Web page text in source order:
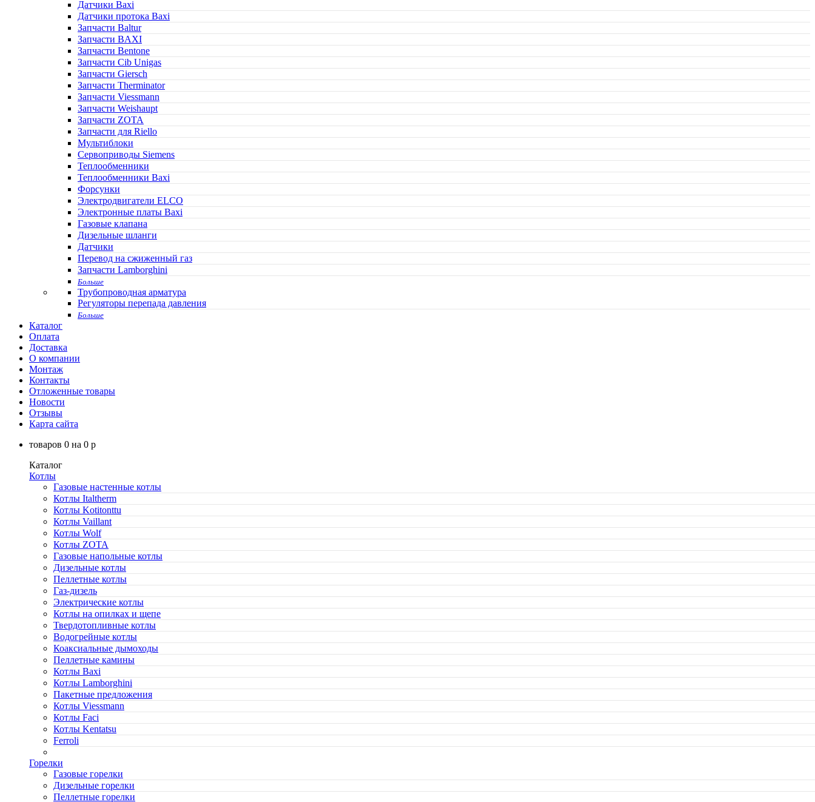
Датчики Baxi
Датчики протока Baxi
Запчасти Baltur
Запчасти BAXI
Запчасти Bentone
Запчасти Cib Unigas
Запчасти Giersch
Запчасти Therminator
Запчасти Viessmann
Запчасти Weishaupt
Запчасти ZOTA
Запчасти для Riello
Мультиблоки
Сервоприводы Siemens
Теплообменники
Теплообменники Baxi
Форсунки
Электродвигатели ELCO
Электронные платы Baxi
Газовые клапана
Дизельные шланги
Датчики
Перевод на сжиженный газ
Запчасти Lamborghini
Больше
Трубопроводная арматура
Регуляторы перепада давления
Больше
Каталог
Оплата
Доставка
О компании
Монтаж
Контакты
Отложенные товары
Новости
Отзывы
Карта сайта
товаров 0 на 0 p
Каталог
Котлы
Газовые настенные котлы
Котлы Italtherm
Котлы Kotitonttu
Котлы Vaillant
Котлы Wolf
Котлы ZOTA
Газовые напольные котлы
Дизельные котлы
Пеллетные котлы
Газ-дизель
Электрические котлы
Котлы на опилках и щепе
Твердотопливные котлы
Водогрейные котлы
Коаксиальные дымоходы
Пеллетные камины
Котлы Baxi
Котлы Lamborghini
Пакетные предложения
Котлы Viessmann
Котлы Faci
Котлы Kentatsu
Ferroli
Горелки
Газовые горелки
Дизельные горелки
Пеллетные горелки